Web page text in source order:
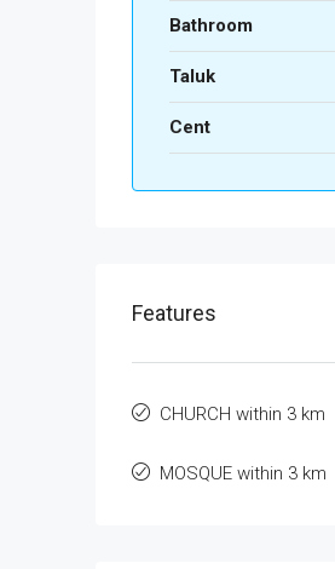
Bathroom
Taluk
Cent
Features
CHURCH within 3 km
MOSQUE within 3 km